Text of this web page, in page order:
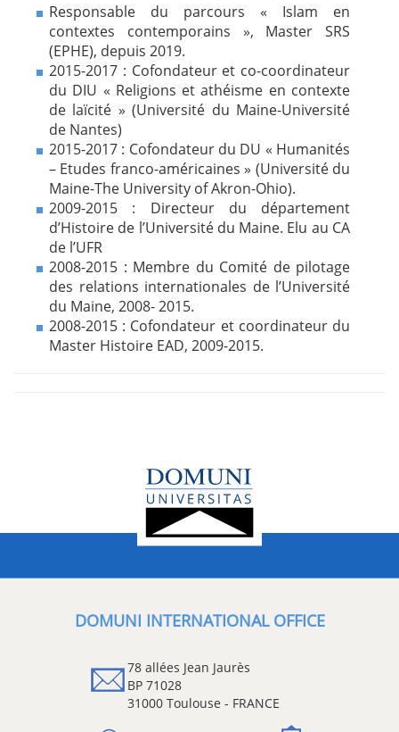
Responsable du parcours « Islam en
contextes contemporains », Master SRS
(EPHE), depuis 2019.
2015-2017 : Cofondateur et co-coordinateur
du DIU « Religions et athéisme en contexte
de laïcité » (Université du Maine-Université
de Nantes)
2015-2017 : Cofondateur du DU « Humanités
– Etudes franco-américaines » (Université du
Maine-The University of Akron-Ohio).
2009-2015 : Directeur du département
d’Histoire de l’Université du Maine. Elu au CA
de l’UFR
2008-2015 : Membre du Comité de pilotage
des relations internationales de l’Université
du Maine, 2008- 2015.
2008-2015 : Cofondateur et coordinateur du
Master Histoire EAD, 2009-2015.
DOMUNI INTERNATIONAL OFFICE
78 allées Jean Jaurès
BP 71028
31000 Toulouse - FRANCE